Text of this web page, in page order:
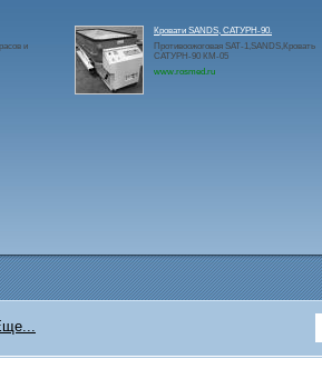
и
Кровати SANDS, САТУРН-90.
Противоожоговая SAT-1,SANDS,Кровать
САТУРН-90 КМ-05
www.rosmed.ru